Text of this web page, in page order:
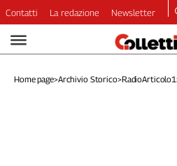
Video
Dirette
Contatti La redazione Newsletter
Home page>Archivio Storico>RadioArticolo1